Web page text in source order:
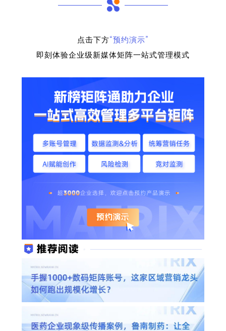
点击下方“预约演示”
即刻体验企业级新媒体矩阵一站式管理模式